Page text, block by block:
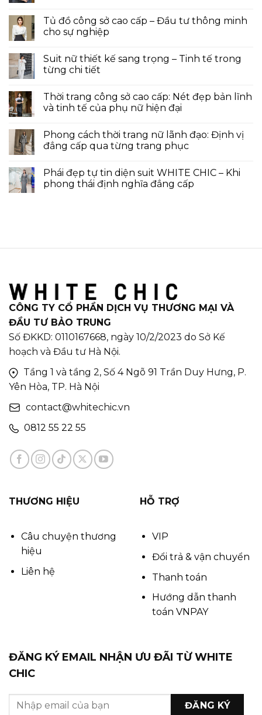
Tủ đồ công sở cao cấp – Đầu tư thông minh
cho sự nghiệp
Suit nữ thiết kế sang trọng – Tinh tế trong
từng chi tiết
Thời trang công sở cao cấp: Nét đẹp bản lĩnh
và tinh tế của phụ nữ hiện đại
Phong cách thời trang nữ lãnh đạo: Định vị
đẳng cấp qua từng trang phục
Phái đẹp tự tin diện suit WHITE CHIC – Khi
phong thái định nghĩa đẳng cấp
CÔNG TY CỔ PHẦN DỊCH VỤ THƯƠNG MẠI VÀ
ĐẦU TƯ BẢO TRUNG
Số ĐKKD: 0110167668, ngày 10/2/2023 do Sở Kế
hoạch và Đầu tư Hà Nội.
Tầng 1 và tầng 2, Số 4 Ngõ 91 Trần Duy Hưng, P.
Yên Hòa, TP. Hà Nội
contact@whitechic.vn
0812 55 22 55
THƯƠNG HIỆU
Câu chuyện thương
hiệu
Liên hệ
HỖ TRỢ
VIP
Đổi trả & vận chuyển
Thanh toán
Hướng dẫn thanh
toán VNPAY
ĐĂNG KÝ EMAIL NHẬN ƯU ĐÃI TỪ WHITE
CHIC